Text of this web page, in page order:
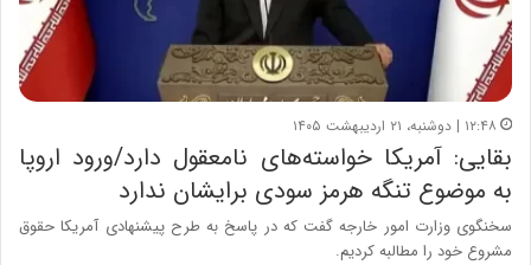
۱۲:۴۸ | دوشنبه، ۲۱ اردیبهشت ۱۴۰۵
بقایی: آمریکا خواسته‌های نامعقول دارد/ورود اروپا
به موضوع تنگه هرمز سودی برایشان ندارد
سخنگوی وزارت امور خارجه گفت که در پاسخ به طرح پیشنهادی آمریکا حقوق
مشروع خود را مطالبه کردیم.